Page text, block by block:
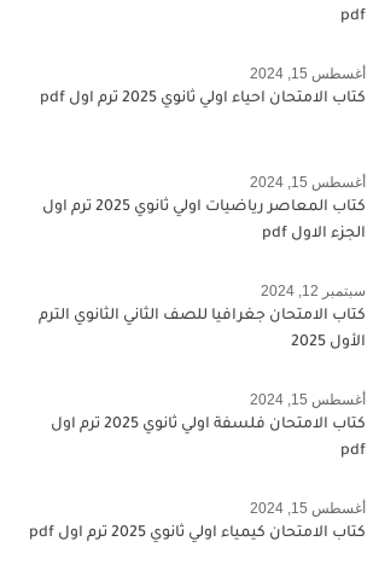
pdf
أغسطس 15, 2024
كتاب الامتحان احياء اولي ثانوي 2025 ترم اول pdf
أغسطس 15, 2024
كتاب المعاصر رياضيات اولي ثانوي 2025 ترم اول
الجزء الاول pdf
سبتمبر 12, 2024
كتاب الامتحان جغرافيا للصف الثاني الثانوي الترم
الأول 2025
أغسطس 15, 2024
كتاب الامتحان فلسفة اولي ثانوي 2025 ترم اول
pdf
أغسطس 15, 2024
كتاب الامتحان كيمياء اولي ثانوي 2025 ترم اول pdf